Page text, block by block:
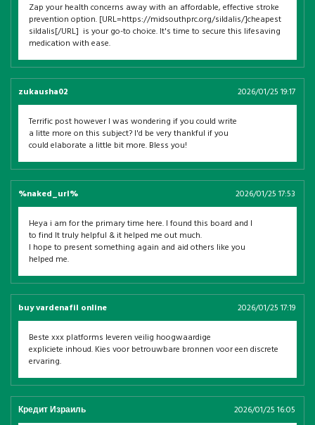
Zap your health concerns away with an affordable, effective stroke
prevention option. [URL=https://midsouthprc.org/sildalis/]cheapest
sildalis[/URL] is your go-to choice. It's time to secure this lifesaving
medication with ease.
zukausha02 2026/01/25 19:17
Terrific post however I was wondering if you could write
a litte more on this subject? I'd be very thankful if you
could elaborate a little bit more. Bless you!
%naked_url% 2026/01/25 17:53
Heya i am for the primary time here. I found this board and I
to find It truly helpful & it helped me out much.
I hope to present something again and aid others like you
helped me.
buy vardenafil online 2026/01/25 17:19
Beste xxx platforms leveren veilig hoogwaardige
expliciete inhoud. Kies voor betrouwbare bronnen voor een discrete
ervaring.
Кредит Израиль 2026/01/25 16:05